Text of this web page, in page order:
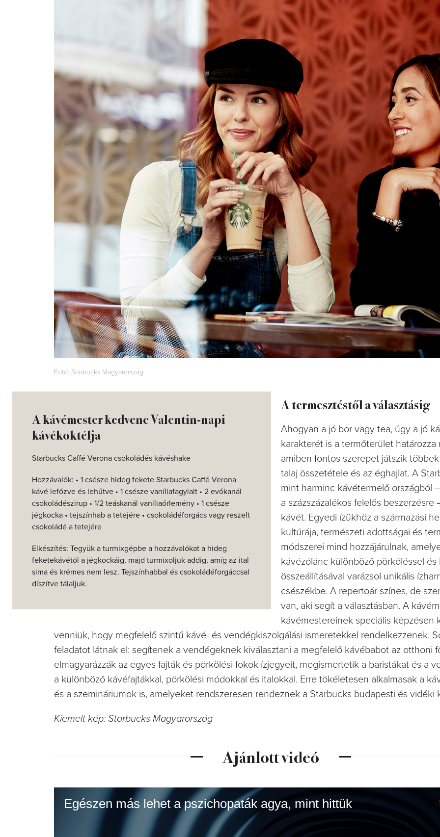
Fotó: Starbucks Magyarország
A kávémester kedvenc Valentin-napi
kávékoktélja
Starbucks Caffé Verona csokoládés kávéshake
Hozzávalók: • 1 csésze hideg fekete Starbucks Caffé Verona
kávé lefőzve és lehűtve • 1 csésze vaníliafagylalt • 2 evőkanál
csokoládészirup • 1/2 teáskanál vaníliaőrlemény • 1 csésze
jégkocka • tejszínhab a tetejére • csokoládéforgács vagy reszelt
csokoládé a tetejére
Elkészítés: Tegyük a turmixgépbe a hozzávalókat a hideg
feketekávétól a jégkockáig, majd turmixoljuk addig, amíg az ital
sima és krémes nem lesz. Tejszínhabbal és csokoládéforgáccsal
díszítve tálaljuk.
A termesztéstől a választásig
Ahogyan a jó bor vagy tea, úgy a jó
karakterét is a termőterület határozza
amiben fontos szerepet játszik
talaj összetétele és az éghajlat. A
mint harminc kávétermelő országból
a százszázalékos felelős beszerzésre
kávét. Egyedi ízükhöz a származási
kultúrája, természeti adottságai és
módszerei mind hozzájárulnak,
kávézólánc különböző pörköléssel
összeállításával varázsol unikális
csészékbe. A repertoár színes, de
van, aki segít a választásban. A
kávémestereinek speciális képzésen
venniük, hogy megfelelő szintű kávé- és vendégkiszolgálási ismeretekkel rendelkezzenek.
feladatot látnak el: segítenek a vendégeknek kiválasztani a megfelelő kávébabot az otthoni
elmagyarázzák az egyes fajták és pörkölési fokok ízjegyeit, megismertetik a baristákat és a
a különböző kávéfajtákkal, pörkölési módokkal és italokkal. Erre tökéletesen alkalmasak a
és a szemináriumok is, amelyeket rendszeresen rendeznek a Starbucks budapesti és vidéki
Kiemelt kép: Starbucks Magyarország
Ajánlott videó
Egészen más lehet a pszichopaták agya, mint hittük